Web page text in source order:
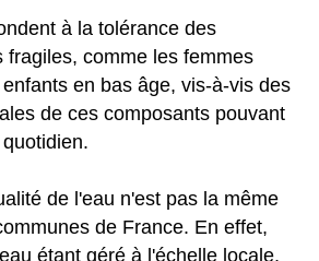
à la tolérance des
fragiles, comme les femmes
en bas âge, vis-à-vis des
de ces composants pouvant
de l'eau n'est pas la même
de France. En effet,
étant géré à l'échelle locale,